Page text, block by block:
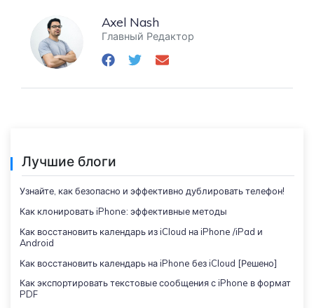
Axel Nash
Главный Редактор
Лучшие блоги
Узнайте, как безопасно и эффективно дублировать телефон!
Как клонировать iPhone: эффективные методы
Как восстановить календарь из iCloud на iPhone /iPad и
Android
Как восстановить календарь на iPhone без iCloud [Решено]
Как экспортировать текстовые сообщения с iPhone в формат
PDF